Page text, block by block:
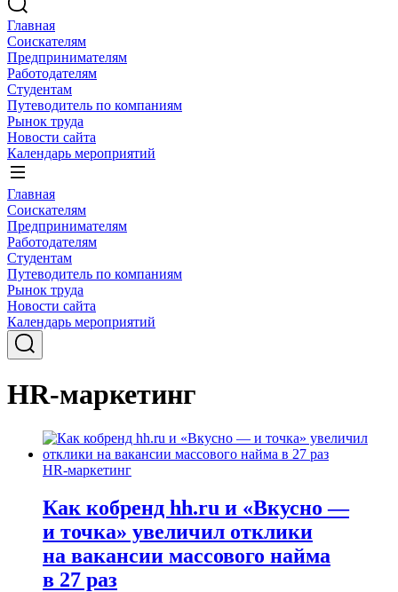
Главная
Соискателям
Предпринимателям
Работодателям
Студентам
Путеводитель по компаниям
Рынок труда
Новости сайта
Календарь мероприятий
Главная
Соискателям
Предпринимателям
Работодателям
Студентам
Путеводитель по компаниям
Рынок труда
Новости сайта
Календарь мероприятий
HR-маркетинг
HR-маркетинг
Как кобренд hh.ru и «Вкусно —
и точка» увеличил отклики
на вакансии массового найма
в 27 раз